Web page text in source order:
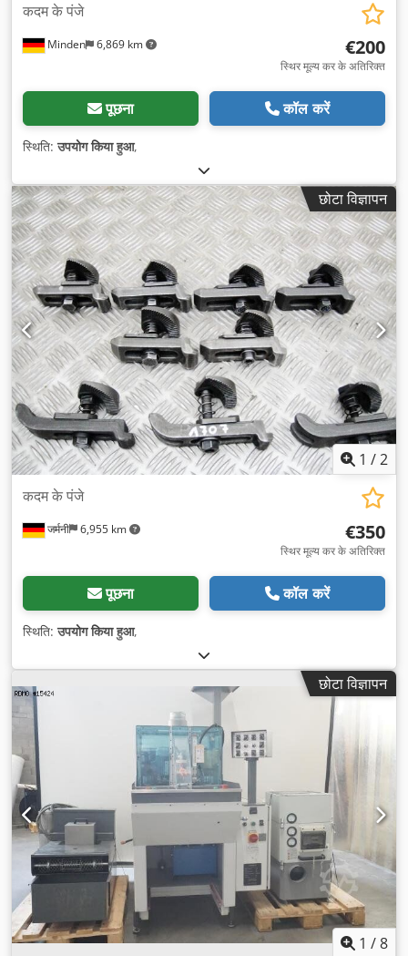
Minden 6,869 km
कदम के पंजे
€200
स्थिर मूल्य कर के अतिरिक्त
पूछना कॉल करें
स्थिति:उपयोग किया हुआ,
छोटा विज्ञापन
1 /2
जर्मनी 6,955 km
कदम के पंजे
€350
स्थिर मूल्य कर के अतिरिक्त
पूछना कॉल करें
स्थिति:उपयोग किया हुआ,
छोटा विज्ञापन
1 /8